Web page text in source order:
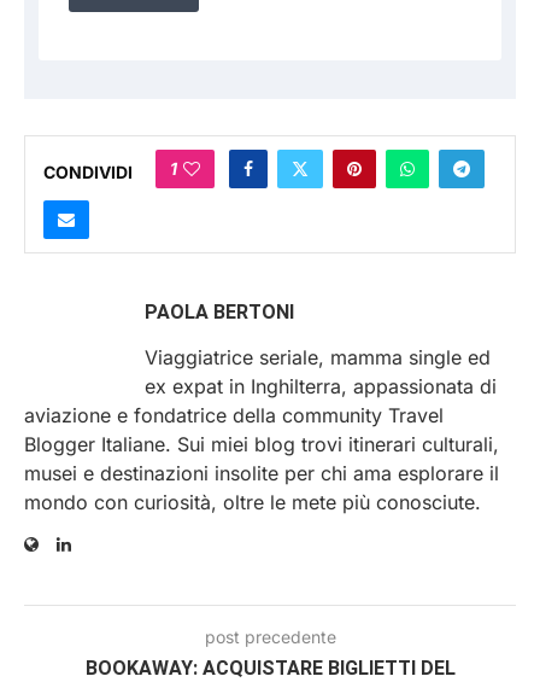
CONDIVIDI 1
PAOLA BERTONI
Viaggiatrice seriale, mamma single ed
ex expat in Inghilterra, appassionata di
aviazione e fondatrice della community Travel
Blogger Italiane. Sui miei blog trovi itinerari culturali,
musei e destinazioni insolite per chi ama esplorare il
mondo con curiosità, oltre le mete più conosciute.
post precedente
BOOKAWAY: ACQUISTARE BIGLIETTI DEL